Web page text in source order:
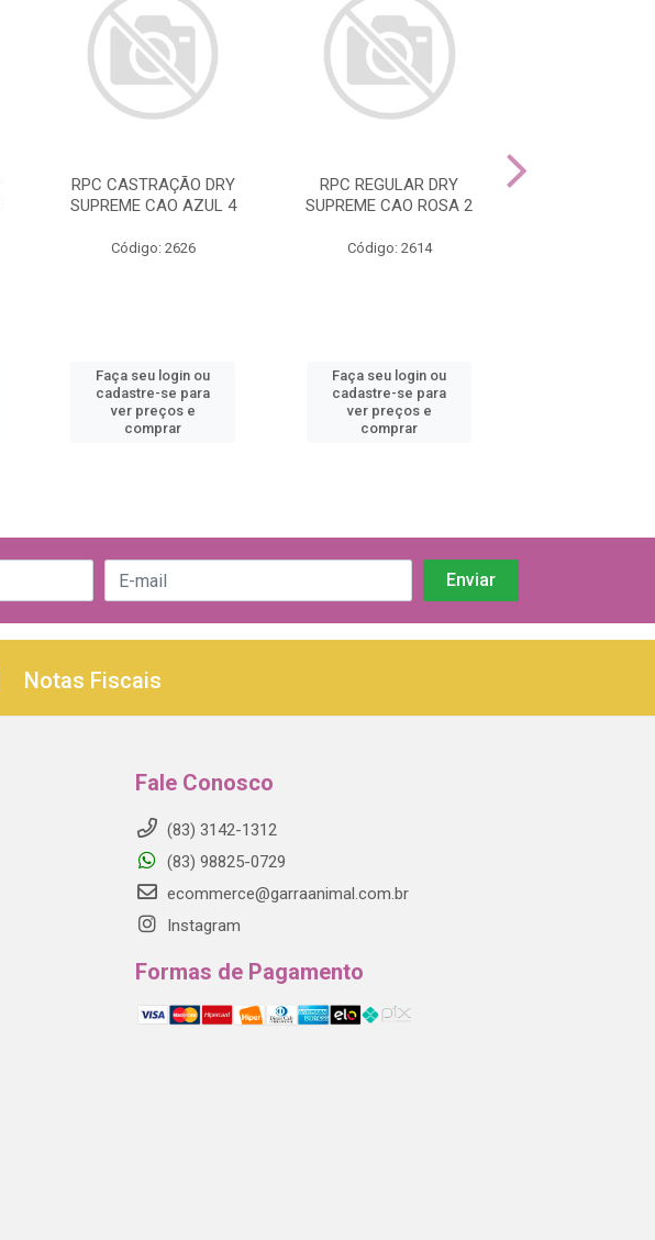
RPC CASTRAÇÃO DRY
SUPREME CAO AZUL 4
Código: 2626
Faça seu login ou
cadastre-se para
ver preços e
comprar
RPC REGULAR DRY
SUPREME CAO ROSA 2
Código: 2614
Faça seu login ou
cadastre-se para
ver preços e
comprar
Notas Fiscais
Fale Conosco
(83) 3142-1312
(83) 98825-0729
ecommerce@garraanimal.com.br
Instagram
Formas de Pagamento